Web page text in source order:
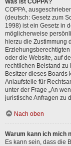
Was ist COPPA?
COPPA,
(deutsch: Gesetz zum
1998) ist ein Gesetz in
möglicherweise
hierzu die Zustimmung
oder die Website, auf
rechtlichen Beistand zu
Besitzer dieses Boards
Anlaufstelle für
unter der Frage „An
juristische Anfragen zu
Nach oben
Warum kann ich mich
Es kann sein, dass die